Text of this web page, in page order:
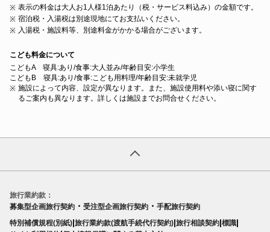
表示の料金は大人お1人様1泊あたり（税・サービス料込み）の金額です。
宿泊税・入湯税は別途現地にてお支払いください。
入湯税・施設料等、別途料金がかかる場合がございます。
こども料金について
こどもA 寝具:あり/食事:大人並み/年齢目安:小学生
こどもB 寝具:あり/食事:こども用料理/年齢目安:未就学児
施設によって内容、設定が異なります。また、施設使用料や添い寝に関す
るご案内も異なります。詳しくは施設までお問合せください。
旅行業約款：
募集型企画旅行契約 ・ 受注型企画旅行契約 ・ 手配旅行契約
特別補償規程(別紙)|旅行業約款(渡航手続代行契約)|旅行相談契約|標識|